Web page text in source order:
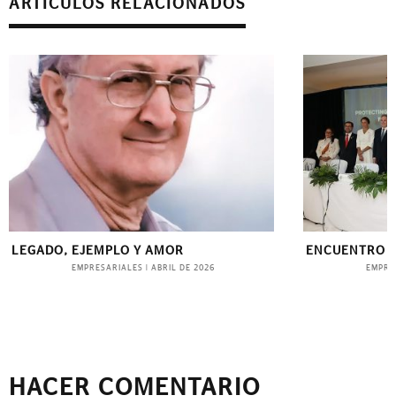
ARTÍCULOS RELACIONADOS
ENCUENTRO HEMISFÉRICO EN PANAMÁ
EMPRESARIALES | JULIO DE 2026
EL
CELEBRA 62
HACER COMENTARIO